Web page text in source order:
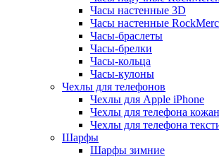
Часы настенные 3D
Часы настенные
Часы-браслеты
Часы-брелки
Часы-кольца
Часы-кулоны
Чехлы для телефонов
Чехлы для Apple iPhone
Чехлы для телефона
Чехлы для телефона
Шарфы
Шарфы зимние